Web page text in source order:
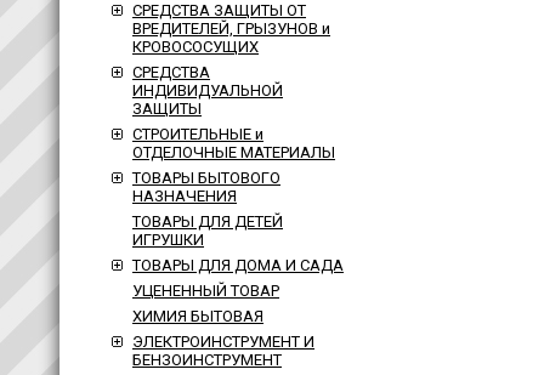
СРЕДСТВА ЗАЩИТЫ ОТ
ВРЕДИТЕЛЕЙ, ГРЫЗУНОВ и
КРОВОСОСУЩИХ
СРЕДСТВА
ИНДИВИДУАЛЬНОЙ
ЗАЩИТЫ
СТРОИТЕЛЬНЫЕ и
ОТДЕЛОЧНЫЕ МАТЕРИАЛЫ
ТОВАРЫ БЫТОВОГО
НАЗНАЧЕНИЯ
ТОВАРЫ ДЛЯ ДЕТЕЙ
ИГРУШКИ
ТОВАРЫ ДЛЯ ДОМА И САДА
УЦЕНЕННЫЙ ТОВАР
ХИМИЯ БЫТОВАЯ
ЭЛЕКТРОИНСТРУМЕНТ И
БЕНЗОИНСТРУМЕНТ